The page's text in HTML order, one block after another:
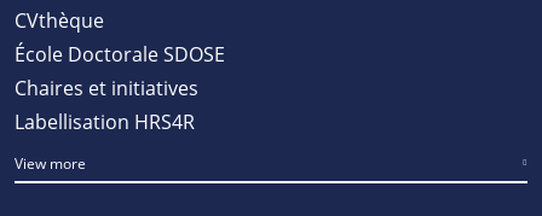
CVthèque
École Doctorale SDOSE
Chaires et initiatives
Labellisation HRS4R
View more